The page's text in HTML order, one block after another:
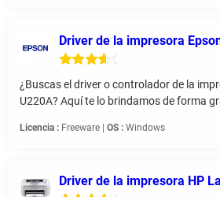
Driver de la impresora
¿Buscas el driver o controlador de la
U220A? Aquí te lo brindamos de forma
Licencia : Freeware | OS : Windows
Driver de la impresora HP